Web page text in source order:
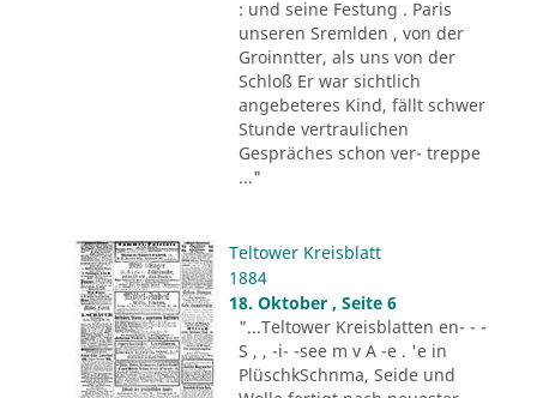
: und seine Festung . Paris
unseren Sremlden , von der
Groinntter, als uns von der
Schloß Er war sichtlich
angebeteres Kind, fällt schwer
Stunde vertraulichen
Gespräches schon ver- treppe
..."
Teltower Kreisblatt
1884
18. Oktober , Seite 6
"...Teltower Kreisblatten en- - -
S , , -i- -see m v A -e . 'e in
PlüschkSchnma, Seide und